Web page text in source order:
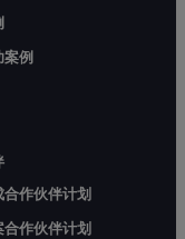
案例
作伙伴计划
作伙伴计划